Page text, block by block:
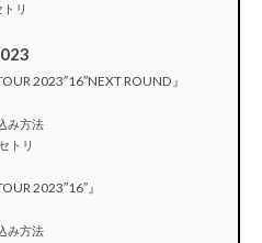
リ
2023″16″NEXT ROUND』
み方法
トリ
2023″16″』
み方法